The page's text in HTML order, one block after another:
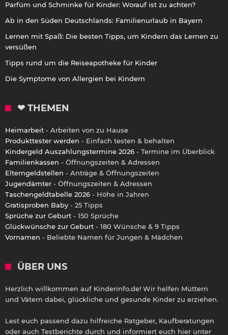
Parfüm und Schminke für Kinder: Worauf ist zu achten?
Ab in den Süden Deutschlands: Familienurlaub in Bayern
Lernen mit Spaß: Die besten Tipps, um Kindern das Lernen zu
versüßen
Tipps rund um die Reiseapotheke für Kinder
Die Symptome von Allergien bei Kindern
❤ THEMEN
Heimarbeit - Arbeiten von zu Hause
Produkttester werden - Einfach testen & behalten
Kindergeld Auszahlungstermine 2026 - Termine im Überblick
Familienkassen - Öffnungszeiten & Adressen
Elterngeldstellen - Anträge & Öffnungszeiten
Jugendämter - Öffnungszeiten & Adressen
Taschengeldtabelle 2026 - Höhe in Jahren
Gratisproben Baby - 25 Tipps
Sprüche zur Geburt - 150 Sprüche
Glückwünsche zur Geburt - 180 Wünsche & 9 Tipps
Vornamen - Beliebte Namen für Jungen & Mädchen
ÜBER UNS
Herzlich willkommen auf Kinderinfo.de! Wir helfen Müttern
und Vätern dabei, glückliche und gesunde Kinder zu erziehen.
Lest euch passend dazu hilfreiche Ratgeber, Kaufberatungen
oder auch Testberichte durch und informiert euch hier unter